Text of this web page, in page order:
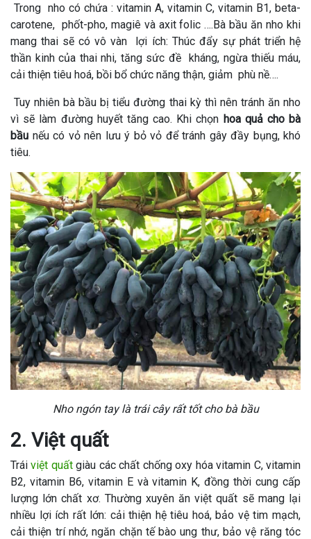
Trong nho có chứa : vitamin A, vitamin C, vitamin B1, beta-
carotene, phốt-pho, magiê và axit folic ….Bà bầu ăn nho khi
mang thai sẽ có vô vàn lợi ích: Thúc đẩy sự phát triển hệ
thần kinh của thai nhi, tăng sức đề kháng, ngừa thiếu máu,
cải thiện tiêu hoá, bồi bổ chức năng thận, giảm phù nề….
Tuy nhiên bà bầu bị tiểu đường thai kỳ thì nên tránh ăn nho
vì sẽ làm đường huyết tăng cao. Khi chọn hoa quả cho bà
bầu nếu có vỏ nên lưu ý bỏ vỏ để tránh gây đầy bụng, khó
tiêu.
Nho ngón tay là trái cây rất tốt cho bà bầu
2. Việt quất
Tráiviệt quấtgiàu các chất chống oxy hóa vitamin C, vitamin
B2, vitamin B6, vitamin E và vitamin K, đồng thời cung cấp
lượng lớn chất xơ. Thường xuyên ăn việt quất sẽ mang lại
nhiều lợi ích rất lớn: cải thiện hệ tiêu hoá, bảo vệ tim mạch,
cải thiện trí nhớ, ngăn chặn tế bào ung thư, bảo vệ răng tóc